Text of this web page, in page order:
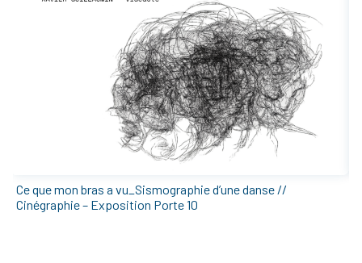
Ce que mon bras a vu_Sismographie d’une danse //
Cinégraphie – Exposition Porte 10